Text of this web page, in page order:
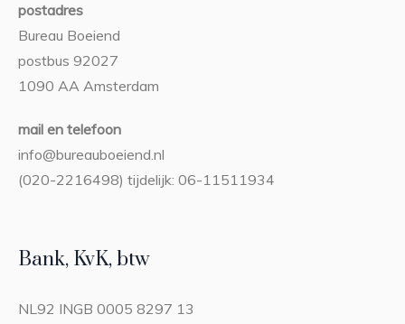
postadres
Bureau Boeiend
postbus 92027
1090 AA Amsterdam
mail en telefoon
info@bureauboeiend.nl
(020-2216498) tijdelijk: 06-11511934
Bank, KvK, btw
NL92 INGB 0005 8297 13